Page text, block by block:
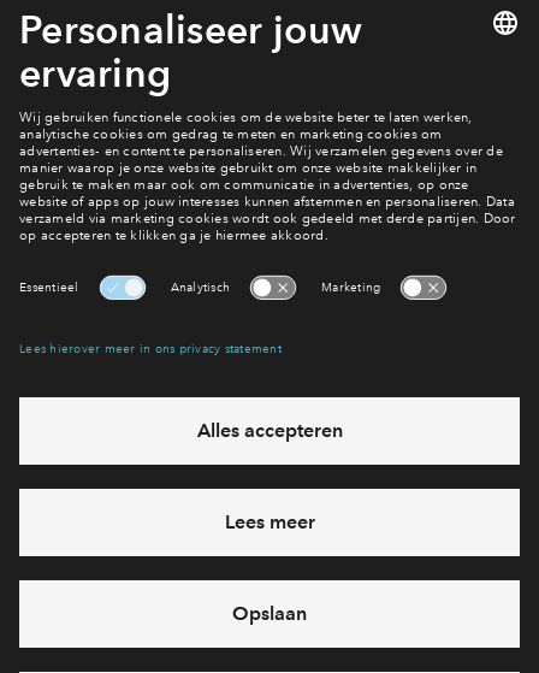
Interesse? Meld je dan snel aan
Hiermee blijf je op de hoogte van het belangrijkste nieuws en
Ja, ik wil mij aanmelden
Heb je een vraag en wil je direct antwoord? Bel ons op
712 28 46
feestdagen)